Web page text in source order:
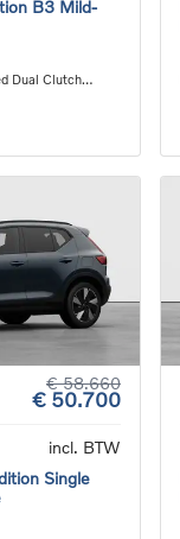
B3 Mild-
Dual Clutch
€ 58.660
€ 50.700
incl. BTW
Single